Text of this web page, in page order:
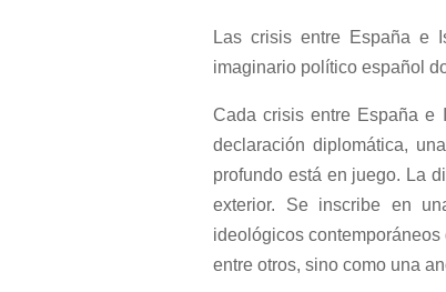
Las crisis entre España e
imaginario político español
Cada crisis entre España e
declaración diplomática,
profundo está en juego. La
exterior. Se inscribe en
ideológicos
entre otros, sino como una